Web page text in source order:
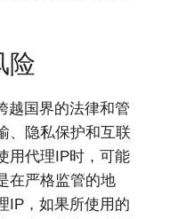
险
越国界的法律和管
、隐私保护和互联
用代理IP时，可能
在严格监管的地
IP，如果所使用的